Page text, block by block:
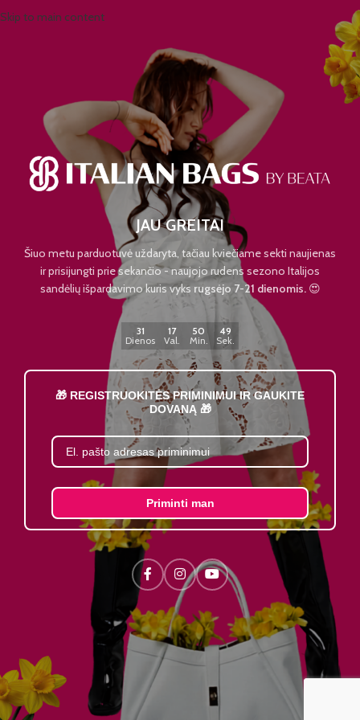
Skip to main content
JAU GREITAI
Šiuo metu parduotuvė uždaryta, tačiau kviečiame sekti naujienas
ir prisijungti prie sekančio - naujojo rudens sezono Italijos
sandėlių išpardavimo kuris vyks rugsėjo 7-21 dienomis.😍
31
Dienos
17
Val.
50
Min.
49
Sek.
🎁 REGISTRUOKITĖS PRIMINIMUI IR GAUKITE
DOVANĄ 🎁
Priminti man